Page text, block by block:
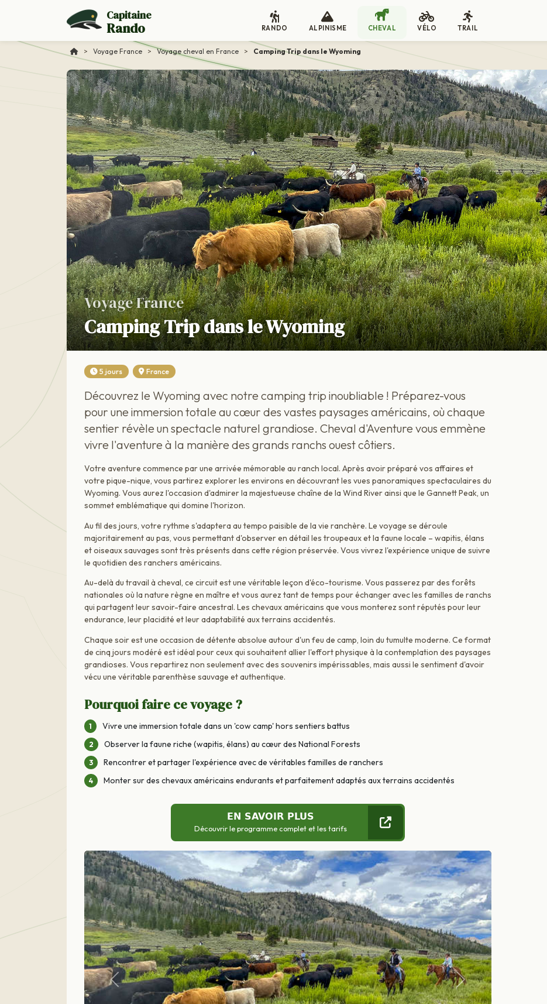
Capitaine
Rando RANDO ALPINISME CHEVAL VÉLO TRAIL
> Voyage France > Voyage cheval en France > Camping Trip dans le Wyoming
Voyage France
Camping Trip dans le Wyoming
5 jours France
Découvrez le Wyoming avec notre camping trip inoubliable ! Préparez-vous
pour une immersion totale au cœur des vastes paysages américains, où chaque
sentier révèle un spectacle naturel grandiose. Cheval d'Aventure vous emmène
vivre l'aventure à la manière des grands ranchs ouest côtiers.
Votre aventure commence par une arrivée mémorable au ranch local. Après avoir préparé vos affaires et
votre pique-nique, vous partirez explorer les environs en découvrant les vues panoramiques spectaculaires du
Wyoming. Vous aurez l'occasion d'admirer la majestueuse chaîne de la Wind River ainsi que le Gannett Peak, un
sommet emblématique qui domine l'horizon.
Au fil des jours, votre rythme s'adaptera au tempo paisible de la vie ranchère. Le voyage se déroule
majoritairement au pas, vous permettant d'observer en détail les troupeaux et la faune locale – wapitis, élans
et oiseaux sauvages sont très présents dans cette région préservée. Vous vivrez l'expérience unique de suivre
le quotidien des ranchers américains.
Au-delà du travail à cheval, ce circuit est une véritable leçon d'éco-tourisme. Vous passerez par des forêts
nationales où la nature règne en maître et vous aurez tant de temps pour échanger avec les familles de ranchs
qui partagent leur savoir-faire ancestral. Les chevaux américains que vous monterez sont réputés pour leur
endurance, leur placidité et leur adaptabilité aux terrains accidentés.
Chaque soir est une occasion de détente absolue autour d'un feu de camp, loin du tumulte moderne. Ce format
de cinq jours modéré est idéal pour ceux qui souhaitent allier l'effort physique à la contemplation des paysages
grandioses. Vous repartirez non seulement avec des souvenirs impérissables, mais aussi le sentiment d'avoir
vécu une véritable parenthèse sauvage et authentique.
Pourquoi faire ce voyage ?
Vivre une immersion totale dans un 'cow camp' hors sentiers battus
Observer la faune riche (wapitis, élans) au cœur des National Forests
Rencontrer et partager l'expérience avec de véritables familles de ranchers
Monter sur des chevaux américains endurants et parfaitement adaptés aux terrains accidentés
EN SAVOIR PLUS
Découvrir le programme complet et les tarifs
Précédent Suivant